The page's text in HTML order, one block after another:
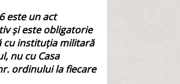
este un act
și este obligatorie
cu instituția militară
nu cu Casa
ordinului la fiecare